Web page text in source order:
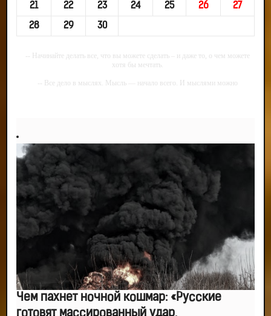
21 22 23 24 25 26 27
28 29 30
-- Начинайте делать все, что вы можете сделать – и даже то, о чем можете
хотя бы мечтать.
-- Все дело в мыслях. Мысль — начало всего. И мыслями можно
-- Самое большое богатство — это ум. Самая большая нищета — глупость.
Из всех страхов самый пугающий — самолюбование.
-- Лучшее, что можно сделать с хорошим советом, это пропустить его
мимо ушей. Он никогда не бывает полезен никому, кроме того, кто его дал.
-- Люблю давать советы и очень не люблю, когда их дают мне.
Чем пахнет ночной кошмар: «Русские
готовят массированный удар,